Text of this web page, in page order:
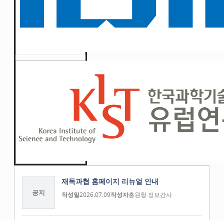
공지
재독과협 홈페이지 리뉴얼 안내
작성일2026.07.09작성자홍원형 정보간사